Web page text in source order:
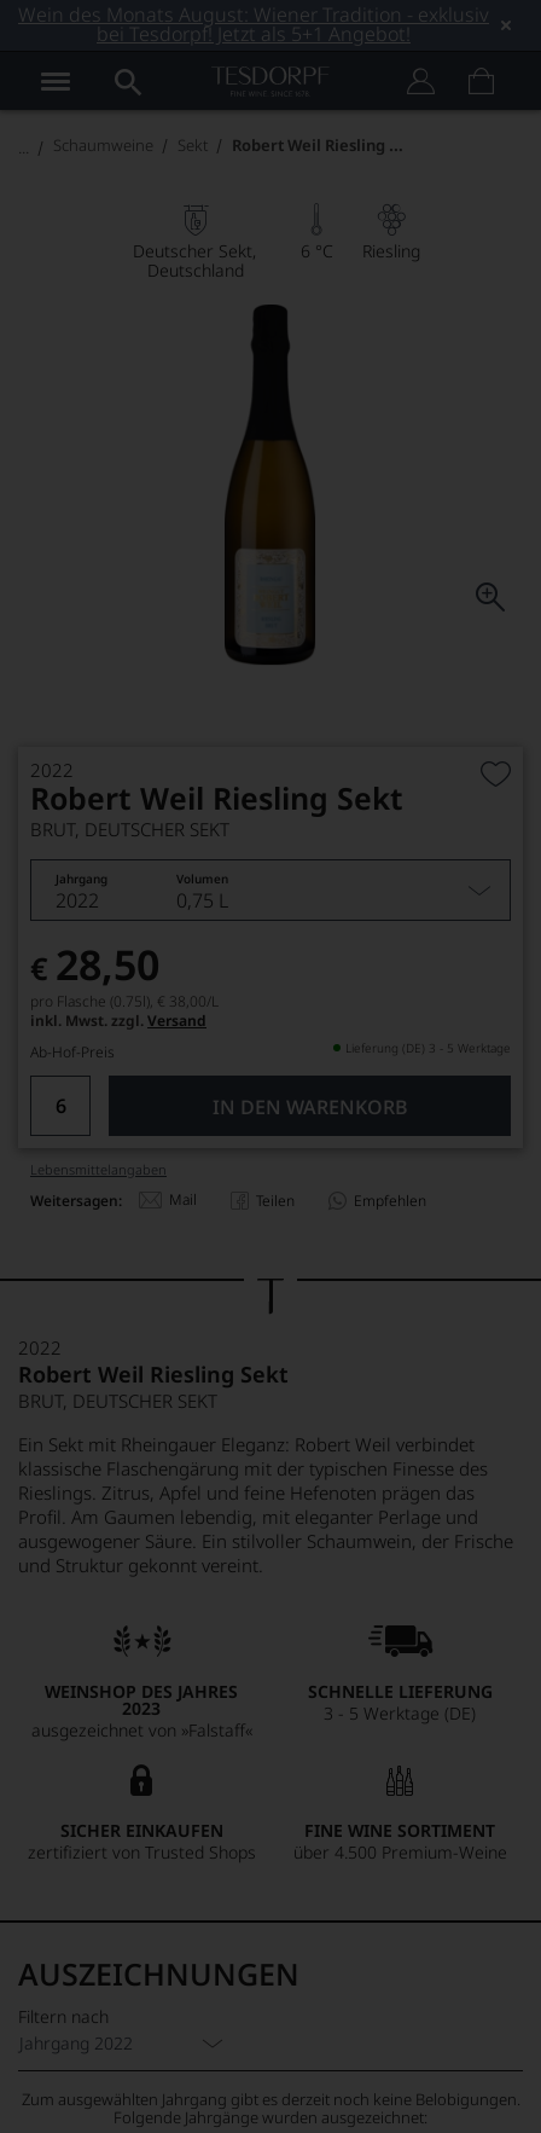
Wein des Monats August: Wiener Tradition - exklusiv
bei Tesdorpf! Jetzt als 5+1 Angebot!
Schaumweine Sekt Robert Weil Riesling Sekt
Deutscher Sekt
Deutschland
6 °C Riesling
2022
Robert Weil Riesling Sekt
BRUT, DEUTSCHER SEKT
Jahrgang Volumen
2022 0,75 L
€ 28,50
pro Flasche (0.75l), € 38,00/L
inkl. Mwst. zzgl. Versand
Ab-Hof-Preis
Lieferung (DE) 3 - 5 Werktage
IN DEN WARENKORB
Lebensmittel­angaben
Weitersagen: Mail Teilen Empfehlen
2022
Robert Weil Riesling Sekt
BRUT, DEUTSCHER SEKT
Ein Sekt mit Rheingauer Eleganz: Robert Weil verbindet
klassische Flaschengärung mit der typischen Finesse des
Rieslings. Zitrus, Apfel und feine Hefenoten prägen das
Profil. Am Gaumen lebendig, mit eleganter Perlage und
ausgewogener Säure. Ein stilvoller Schaumwein, der Frische
und Struktur gekonnt vereint.
WEINSHOP DES JAHRES
2023
ausgezeichnet von »Falstaff«
SCHNELLE LIEFERUNG
3 - 5 Werktage (DE)
SICHER EINKAUFEN
zertifiziert von Trusted Shops
FINE WINE SORTIMENT
über 4.500 Premium-Weine
AUSZEICHNUNGEN
Filtern nach
Jahrgang 2022
Zum ausgewählten Jahrgang gibt es derzeit noch keine Belobigungen.
Folgende Jahrgänge wurden ausgezeichnet: